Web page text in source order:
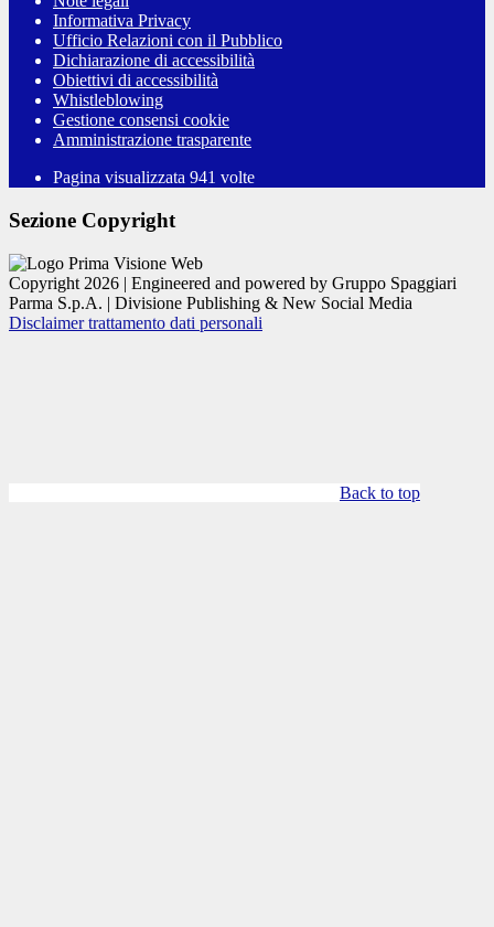
Informativa Privacy
Ufficio Relazioni con il Pubblico
Dichiarazione di accessibilità
Obiettivi di accessibilità
Whistleblowing
Gestione consensi cookie
Amministrazione trasparente
Pagina visualizzata 941 volte
Sezione Copyright
Copyright 2026 | Engineered and powered by Gruppo Spaggiari
Parma S.p.A. | Divisione Publishing & New Social Media
Disclaimer trattamento dati personali
Back to top